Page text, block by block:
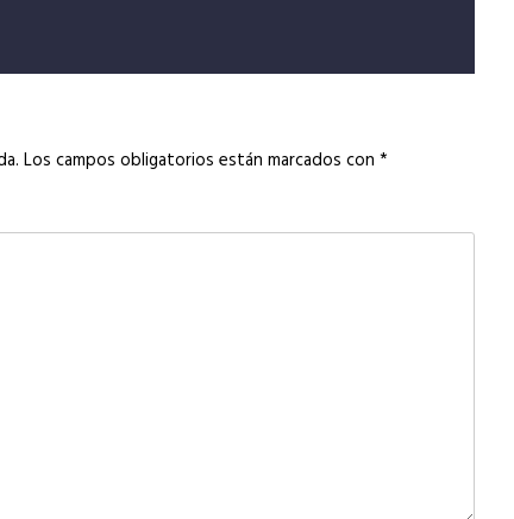
Los campos obligatorios están marcados con *